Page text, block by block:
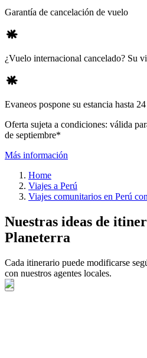
Garantía de cancelación de vuelo
¿Vuelo internacional cancelado? Su
Evaneos pospone su estancia hasta 24
Oferta sujeta a condiciones: válida
de septiembre*
Más información
Home
Viajes a Perú
Viajes comunitarios en Perú
Nuestras ideas de
Planeterra
Cada itinerario puede modificarse
con nuestros agentes locales.